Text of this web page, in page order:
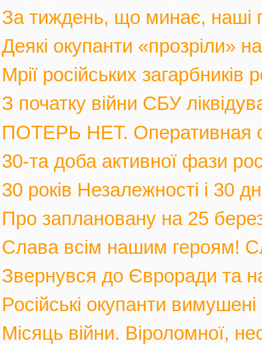
За тиждень, що минає, наші
Деякі окупанти «прозріли»
Мрії російських
З початку війни СБУ
ПОТЕРЬ НЕТ. Оперативная
30-та доба активної фази
30 років Незалежності і 30
Про заплановану на 25
Слава всім нашим героям!
Звернувся до Євроради та
Російські окупанти
Місяць війни. Віроломної,